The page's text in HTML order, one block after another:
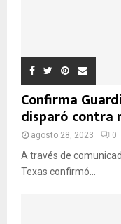
Confirma
disparó contra
agosto 28, 2023 0
A través de
Texas confirmó...